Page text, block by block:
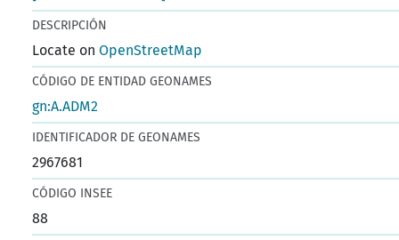
DESCRIPCIÓN
Locate onOpenStreetMap
CÓDIGO DE ENTIDAD GEONAMES
gn:A.ADM2
IDENTIFICADOR DE GEONAMES
2967681
CÓDIGO INSEE
88